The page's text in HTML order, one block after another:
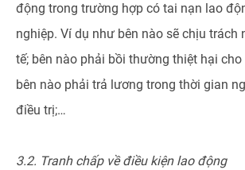
động trong trường hợp có tai nạn lao
nghiệp. Ví dụ như bên nào sẽ chịu trách
tế; bên nào phải bồi thường thiệt hại
bên nào phải trả lương trong thời gian
điều trị;…
3.2. Tranh chấp về điều kiện lao động